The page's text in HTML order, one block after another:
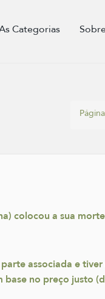
Categorias
colocou a sua
associada e
no preço justo